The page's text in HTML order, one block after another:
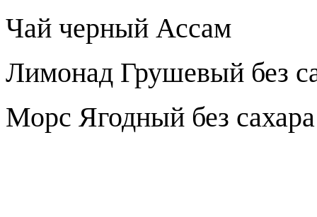
Чай черный Ассам
Лимонад Грушевый без
Морс Ягодный без сахара